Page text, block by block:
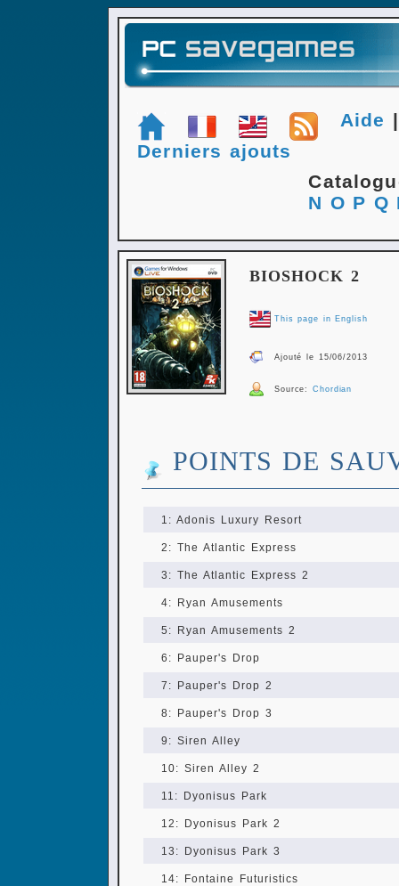
Aide
Derniers ajouts
N O P Q
BIOSHOCK 2
This page in English
Ajouté le 15/06/2013
Source:Chordian
POINTS DE
1: Adonis Luxury Resort
2: The Atlantic Express
3: The Atlantic Express 2
4: Ryan Amusements
5: Ryan Amusements 2
6: Pauper's Drop
7: Pauper's Drop 2
8: Pauper's Drop 3
9: Siren Alley
10: Siren Alley 2
11: Dyonisus Park
12: Dyonisus Park 2
13: Dyonisus Park 3
14: Fontaine Futuristics